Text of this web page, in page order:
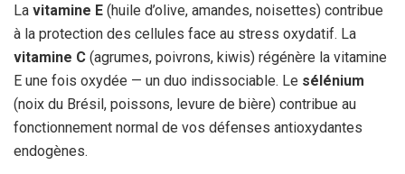
La vitamine E (huile d’olive, amandes, noisettes) contribue
à la protection des cellules face au stress oxydatif. La
vitamine C (agrumes, poivrons, kiwis) régénère la vitamine
E une fois oxydée — un duo indissociable. Le sélénium
(noix du Brésil, poissons, levure de bière) contribue au
fonctionnement normal de vos défenses antioxydantes
endogènes.